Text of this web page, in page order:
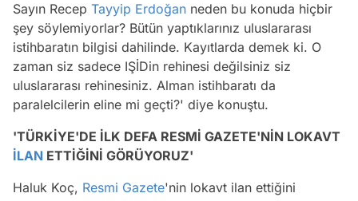
Sayın Recep Tayyip Erdoğan neden bu konuda hiçbir
şey söylemiyorlar? Bütün yaptıklarınız uluslararası
istihbaratın bilgisi dahilinde. Kayıtlarda demek ki. O
zaman siz sadece IŞİDin rehinesi değilsiniz siz
uluslararası rehinesiniz. Alman istihbaratı da
paralelcilerin eline mi geçti?' diye konuştu.
'TÜRKİYE'DE İLK DEFA RESMİ GAZETE'NİN LOKAVT
İLAN ETTİĞİNİ GÖRÜYORUZ'
Haluk Koç, Resmi Gazete'nin lokavt ilan ettiğini